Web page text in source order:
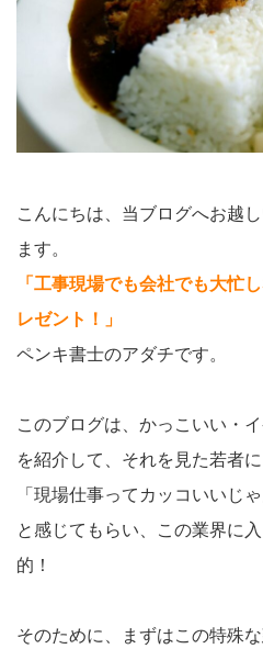
こんにちは、当ブログへお越
ます。
「工事現場でも会社でも大忙
レゼント！」
ペンキ書士のアダチです。
このブログは、かっこいい・
を紹介して、それを見た若者に
「現場仕事ってカッコいいじゃ
と感じてもらい、この業界に
的！
そのために、まずはこの特殊